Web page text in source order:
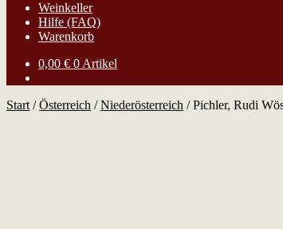
Weinkeller
Hilfe (FAQ)
Warenkorb
0,00 € 0 Artikel
Start /Österreich /Niederösterreich /Pichler, Rudi